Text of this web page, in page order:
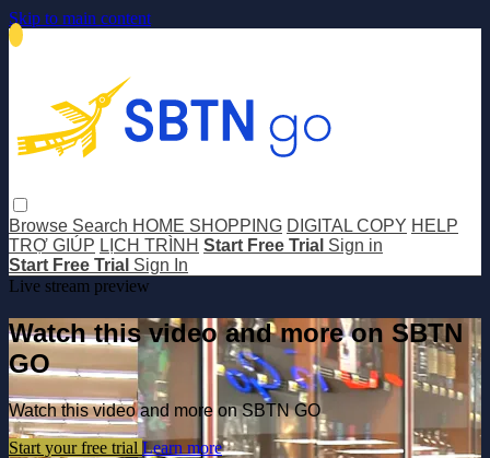
Skip to main content
Browse Search HOME SHOPPING DIGITAL COPY HELP
TRỢ GIÚP LỊCH TRÌNH Start Free Trial Sign in
Start Free Trial Sign In
Live stream preview
Watch this video and more on SBTN
GO
Watch this video and more on SBTN GO
Start your free trial Learn more